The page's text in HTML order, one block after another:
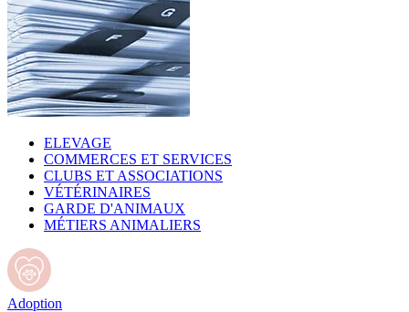
ELEVAGE
COMMERCES ET SERVICES
CLUBS ET ASSOCIATIONS
VÉTÉRINAIRES
GARDE D'ANIMAUX
MÉTIERS ANIMALIERS
Adoption